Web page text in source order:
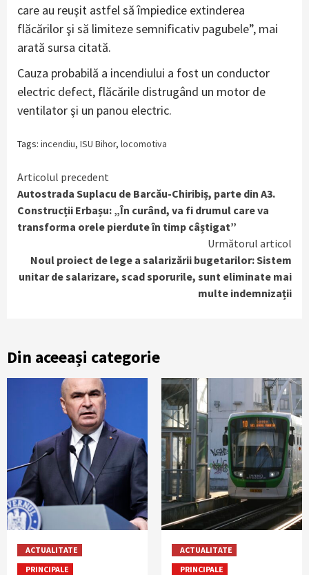
care au reuşit astfel să împiedice extinderea
flăcărilor şi să limiteze semnificativ pagubele”, mai
arată sursa citată.
Cauza probabilă a incendiului a fost un conductor
electric defect, flăcările distrugând un motor de
ventilator şi un panou electric.
Tags: incendiu, ISU Bihor, locomotiva
Continue
Reading
Articolul precedent
Autostrada Suplacu de Barcău-Chiribiș, parte din A3.
Construcții Erbașu: „În curând, va fi drumul care va
transforma orele pierdute în timp câștigat”
Următorul articol
Noul proiect de lege a salarizării bugetarilor: Sistem
unitar de salarizare, scad sporurile, sunt eliminate mai
multe indemnizații
Din aceeași categorie
ACTUALITATE
PRINCIPALE
ACTUALITATE
PRINCIPALE